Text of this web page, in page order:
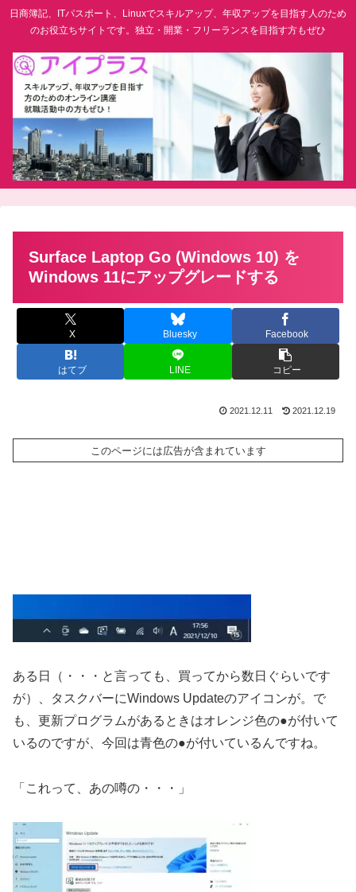
日商簿記、ITパスポート、Linuxでスキルアップ、年収アップを目指す人のため
のお役立ちサイトです。独立・開業・フリーランスを目指す方もぜひ
Surface Laptop Go (Windows 10) を
Windows 11にアップグレードする
X Bluesky Facebook
はてブ LINE コピー
2021.12.11 2021.12.19
このページには広告が含まれています
ある日（・・・と言っても、買ってから数日ぐらいです
が）、タスクバーにWindows Updateのアイコンが。で
も、更新プログラムがあるときはオレンジ色の●が付いて
いるのですが、今回は青色の●が付いているんですね。
「これって、あの噂の・・・」